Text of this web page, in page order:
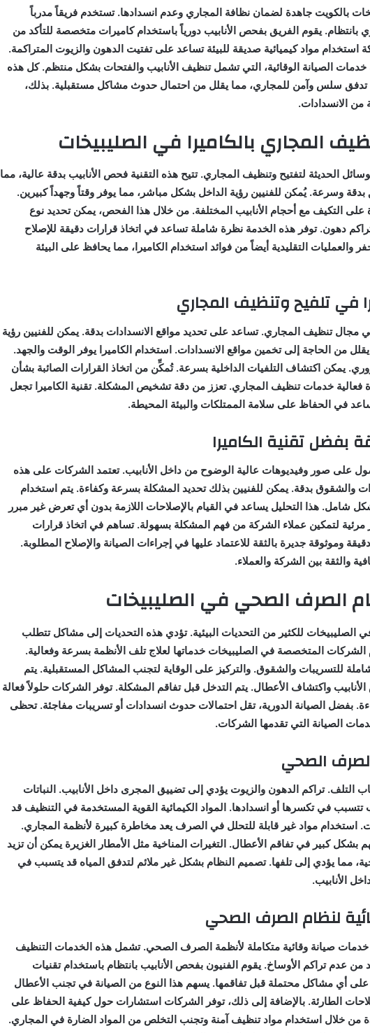
بالكويت جاهدة لضمان نظافة المجاري وعدم انسدادها. تستخدم فريقاً مدرباً
بانتظام. يقوم الفريق بفحص الأنابيب دورياً باستخدام كاميرات متخصصة للتأكد من
استخدام مواد كيميائية صديقة للبيئة تساعد على تفتيت الدهون والزيوت المتراكمة.
خدمات الصيانة الوقائية، التي تشمل تنظيف الأنابيب والفتحات بشكل منتظم. كل هذه
سلس وآمن للمجاري، مما يقلل من احتمال حدوث مشاكل مستقبلية. بذلك،
من الانسدادات.
المجاري بالكاميرا في الصليبيخات
الحديثة لتفتيح وتنظيف المجاري. تتيح هذه التقنية فحص الأنابيب بدقة عالية، مما
وسرعة. يُمكن للفنيين رؤية الداخل بشكل مباشر، مما يوفر وقتاً وجهداً كبيرين.
التكيف مع أحجام الأنابيب المختلفة. من خلال هذا الفحص، يمكن تحديد نوع
دهون. توفر هذه الخدمة نظرة شاملة تساعد في اتخاذ قرارات دقيقة للإصلاح
والعمليات التقليدية أيضاً من فوائد استخدام الكاميرا، مما يحافظ على البيئة
في تلفيح وتنظيف المجاري
في مجال تنظيف المجاري. تساعد على تحديد مواقع الانسدادات بدقة. يمكن للفنيين رؤية
من الحاجة إلى تخمين مواقع الانسدادات. استخدام الكاميرا يوفر الوقت والجهد.
يمكن اكتشاف التلفيات الداخلية بسرعة. تُمكِّن من اتخاذ القرارات الصائبة بشأن
فعالية خدمات تنظيف المجاري. تعزز من دقة تشخيص المشكلة. تقنية الكاميرا تجعل
في الحفاظ على سلامة الممتلكات والبيئة المحيطة.
بفضل تقنية الكاميرا
على صور وفيديوهات عالية الوضوح من داخل الأنابيب. تعتمد الشركات على هذه
والشقوق بدقة. يمكن للفنيين بذلك تحديد المشكلة بسرعة وكفاءة. يتم استخدام
شامل. هذا التحليل يساعد في القيام بالإصلاحات اللازمة بدون أي تعرض غير مبرر
مرئية لتمكين عملاء الشركة من فهم المشكلة بسهولة. تساهم في اتخاذ قرارات
وموثوقة جديرة بالثقة للاعتماد عليها في إجراءات الصيانة والإصلاح المطلوبة.
والثقة بين الشركة والعملاء.
الصرف الصحي في الصليبيخات
للكثير من التحديات البيئية. تؤدي هذه التحديات إلى مشاكل تتطلب
المتخصصة في الصليبيخات خدماتها لعلاج تلف الأنظمة بسرعة وفعالية.
للتسريبات والشقوق. والتركيز على الوقاية لتجنب المشاكل المستقبلية. يتم
واكتشاف الأعطال. يتم التدخل قبل تفاقم المشكلة. توفر الشركات حلولاً فعالة
بفضل الصيانة الدورية، تقل احتمالات حدوث انسدادات أو تسريبات مفاجئة. تحظى
الصيانة التي تقدمها الشركات.
الصحي
التلف. تراكم الدهون والزيوت يؤدي إلى تضييق المجرى داخل الأنابيب. النباتات
تتسبب في تكسرها أو انسدادها. المواد الكيمائية القوية المستخدمة في التنظيف قد
استخدام مواد غير قابلة للتحلل في الصرف يعد مخاطرة كبيرة لأنظمة المجاري.
بشكل كبير في تفاقم الأعطال. التغيرات المناخية مثل الأمطار الغزيرة يمكن أن تزيد
مما يؤدي إلى تلفها. تصميم النظام بشكل غير ملائم لتدفق المياه قد يتسبب في
الأنابيب.
لنظام الصرف الصحي
صيانة وقائية متكاملة لأنظمة الصرف الصحي. تشمل هذه الخدمات التنظيف
من عدم تراكم الأوساخ. يقوم الفنيون بفحص الأنابيب بانتظام باستخدام تقنيات
أي مشاكل محتملة قبل تفاقمها. يسهم هذا النوع من الصيانة في تجنب الأعطال
الطارئة. بالإضافة إلى ذلك، توفر الشركات استشارات حول كيفية الحفاظ على
خلال استخدام مواد تنظيف آمنة وتجنب التخلص من المواد الضارة في المجاري.